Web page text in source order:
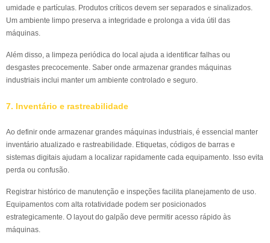
umidade e partículas. Produtos críticos devem ser separados e sinalizados.
Um ambiente limpo preserva a integridade e prolonga a vida útil das
máquinas.
Além disso, a limpeza periódica do local ajuda a identificar falhas ou
desgastes precocemente. Saber onde armazenar grandes máquinas
industriais inclui manter um ambiente controlado e seguro.
7. Inventário e rastreabilidade
Ao definir onde armazenar grandes máquinas industriais, é essencial manter
inventário atualizado e rastreabilidade. Etiquetas, códigos de barras e
sistemas digitais ajudam a localizar rapidamente cada equipamento. Isso evita
perda ou confusão.
Registrar histórico de manutenção e inspeções facilita planejamento de uso.
Equipamentos com alta rotatividade podem ser posicionados
estrategicamente. O layout do galpão deve permitir acesso rápido às
máquinas.